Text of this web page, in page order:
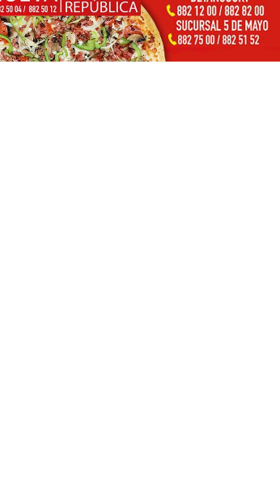
MUNICIPALES